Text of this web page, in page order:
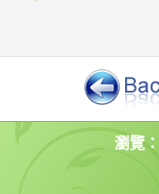
瀏覽：